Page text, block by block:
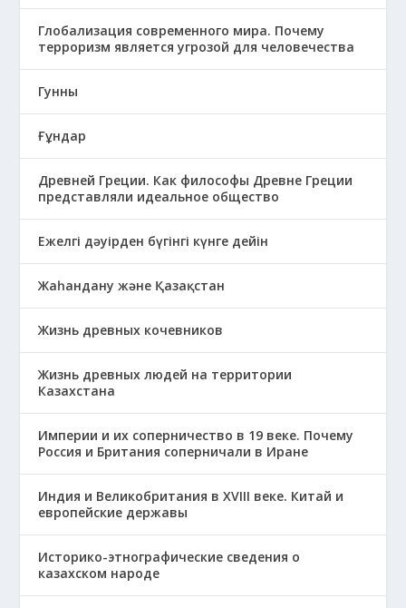
Глобализация современного мира. Почему
терроризм является угрозой для человечества
Гунны
Ғұндар
Древней Греции. Как философы Древне Греции
представляли идеальное общество
Ежелгі дәуірден бүгінгі күнге дейін
Жаһандану және Қазақстан
Жизнь древных кочевников
Жизнь древных людей на территории
Казахстана
Империи и их соперничество в 19 веке. Почему
Россия и Британия соперничали в Иране
Индия и Великобритания в XVIII веке. Китай и
европейские державы
Историко-этнографические сведения о
казахском народе